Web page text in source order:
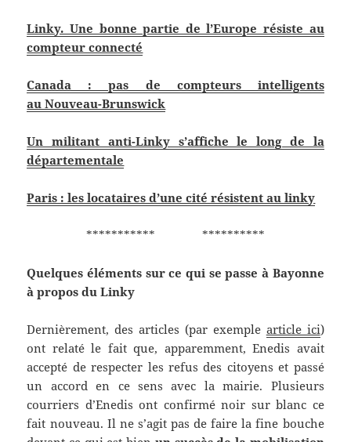
Linky. Une bonne partie de l’Europe résiste au
compteur connecté
Canada : pas de compteurs intelligents
au Nouveau-Brunswick
Un militant anti-Linky s’affiche le long de la
départementale
Paris : les locataires d’une cité résistent au linky
*********** **********
Quelques éléments sur ce qui se passe à Bayonne
à propos du Linky
Dernièrement, des articles (par exemple article ici)
ont relaté le fait que, apparemment, Enedis avait
accepté de respecter les refus des citoyens et passé
un accord en ce sens avec la mairie. Plusieurs
courriers d’Enedis ont confirmé noir sur blanc ce
fait nouveau. Il ne s’agit pas de faire la fine bouche